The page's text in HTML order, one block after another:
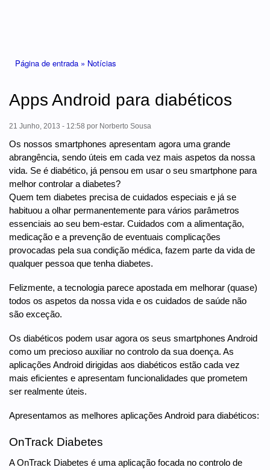
Página de entrada » Notícias
Apps Android para diabéticos
21 Junho, 2013 - 12:58 por Norberto Sousa
Os nossos smartphones apresentam agora uma grande
abrangência, sendo úteis em cada vez mais aspetos da nossa
vida. Se é diabético, já pensou em usar o seu smartphone para
melhor controlar a diabetes?
Quem tem diabetes precisa de cuidados especiais e já se
habituou a olhar permanentemente para vários parâmetros
essenciais ao seu bem-estar. Cuidados com a alimentação,
medicação e a prevenção de eventuais complicações
provocadas pela sua condição médica, fazem parte da vida de
qualquer pessoa que tenha diabetes.
Felizmente, a tecnologia parece apostada em melhorar (quase)
todos os aspetos da nossa vida e os cuidados de saúde não
são exceção.
Os diabéticos podem usar agora os seus smartphones Android
como um precioso auxiliar no controlo da sua doença. As
aplicações Android dirigidas aos diabéticos estão cada vez
mais eficientes e apresentam funcionalidades que prometem
ser realmente úteis.
Apresentamos as melhores aplicações Android para diabéticos:
OnTrack Diabetes
A OnTrack Diabetes é uma aplicação focada no controlo de